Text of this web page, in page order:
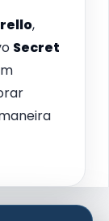
,
Secret